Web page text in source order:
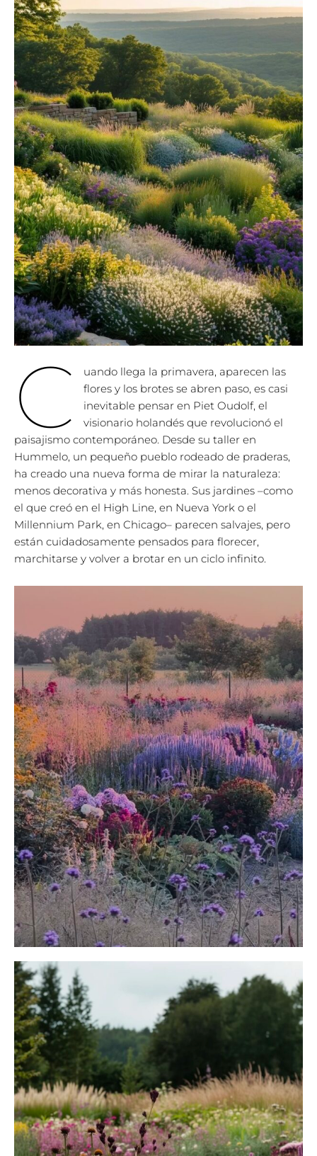
C
uando llega la primavera, aparecen las
flores y los brotes se abren paso, es casi
inevitable pensar en Piet Oudolf, el
visionario holandés que revolucionó el
paisajismo contemporáneo. Desde su taller en
Hummelo, un pequeño pueblo rodeado de praderas,
ha creado una nueva forma de mirar la naturaleza:
menos decorativa y más honesta. Sus jardines –como
el que creó en el High Line, en Nueva York o el
Millennium Park, en Chicago– parecen salvajes, pero
están cuidadosamente pensados para florecer,
marchitarse y volver a brotar en un ciclo infinito.